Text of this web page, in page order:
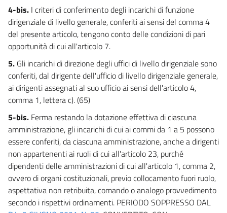
55 novies
56
57
Titolo V
CONTROLLO DELLA SPESA
58
59
60
60 bis
60 ter
60 quater
60 quinquies
61
62
4-bis. I criteri di conferimento degli incarichi di funzione
dirigenziale di livello generale, conferiti ai sensi del comma 4
del presente articolo, tengono conto delle condizioni di pari
opportunità di cui all'articolo 7.
5. Gli incarichi di direzione degli uffici di livello dirigenziale sono
conferiti, dal dirigente dell'ufficio di livello dirigenziale generale,
ai dirigenti assegnati al suo ufficio ai sensi dell'articolo 4,
comma 1, lettera c). (65)
5-bis. Ferma restando la dotazione effettiva di ciascuna
amministrazione, gli incarichi di cui ai commi da 1 a 5 possono
essere conferiti, da ciascuna amministrazione, anche a dirigenti
non appartenenti ai ruoli di cui all'articolo 23, purché
dipendenti delle amministrazioni di cui all'articolo 1, comma 2,
ovvero di organi costituzionali, previo collocamento fuori ruolo,
aspettativa non retribuita, comando o analogo provvedimento
secondo i rispettivi ordinamenti. PERIODO SOPPRESSO DAL